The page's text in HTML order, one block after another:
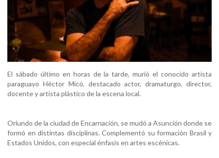
El sábado último en horas de la tarde, murió el conocido artista
paraguayo Héctor Micó, destacado actor, dramaturgo, director,
docente y artista plástico de la escena local.
Oriundo de la ciudad de Encarnación, se mudó a Asunción donde se
formó en distintas disciplinas. Complementó su formación Brasil y
Estados Unidos, con especial énfasis en artes escénicas.